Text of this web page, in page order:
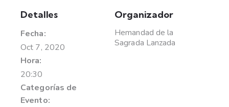
Detalles
Fecha:
Oct 7, 2020
Hora:
20:30
Categorías de
Evento:
Organizador
Hemandad de la
Sagrada Lanzada